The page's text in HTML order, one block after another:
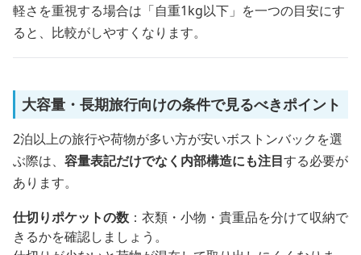
軽さを重視する場合は「自重1kg以下」を一つの目安にす
ると、比較がしやすくなります。
大容量・長期旅行向けの条件で見るべきポイント
2泊以上の旅行や荷物が多い方が安いボストンバックを選
ぶ際は、 容量表記だけでなく内部構造にも注目する必要が
あります。
仕切りポケットの数 ：衣類・小物・貴重品を分けて収納で
きるかを確認しましょう。